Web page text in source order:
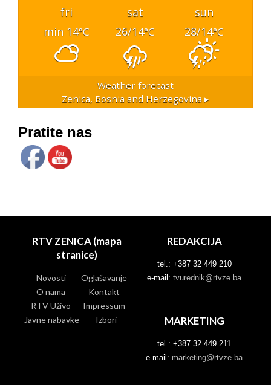
fri sat
sun
min 14°C 26/14°C 28/14°C
Weather forecast
Zenica, Bosnia and Herzegovina ▸
Pratite nas
RTV ZENICA (mapa
stranice)
Novosti
Oglašavanje
O nama
Kontakt
RTV Uživo
Impressum
Javne nabavke
Izbori
REDAKCIJA
tel.: +387 32 449 210
e-mail: tvurednik@rtvze.ba
MARKETING
tel.: +387 32 449 211
e-mail: marketing@rtvze.ba